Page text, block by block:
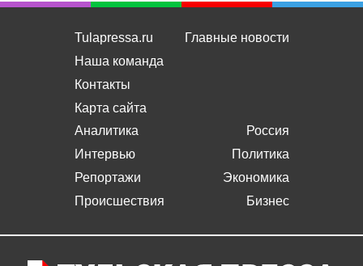
Tulapressa.ru
Наша команда
Контакты
Карта сайта
Главные новости
Аналитика
Интервью
Репортажи
Происшествия
Россия
Политика
Экономика
Бизнес